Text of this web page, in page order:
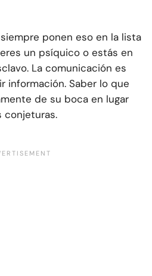
ponen eso en la lista
un psíquico o estás en
La comunicación es
información. Saber lo que
de su boca en lugar
conjeturas.